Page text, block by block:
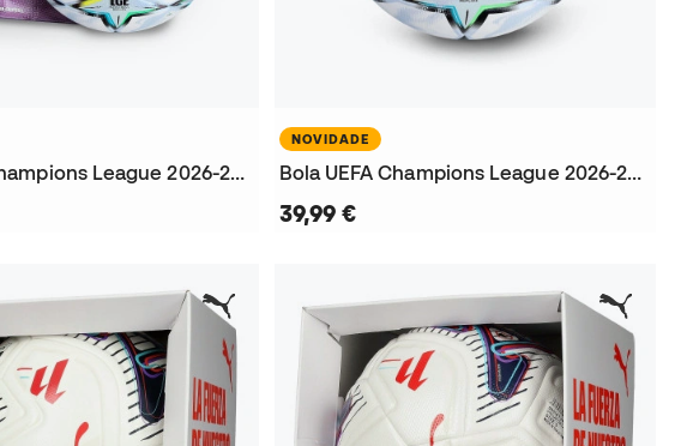
Bola UEFA Champions League 2026-2027 League Box
NOVIDADE
Bola UEFA Champions League 2026-2027 League
39,99 €